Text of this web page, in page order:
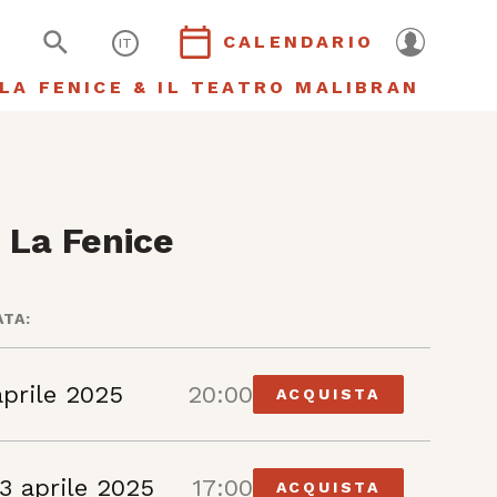
IT CALENDARIO
LA FENICE & IL TEATRO MALIBRAN
Fenice
2025 20:00 ACQUISTA
aprile 2025 17:00 ACQUISTA